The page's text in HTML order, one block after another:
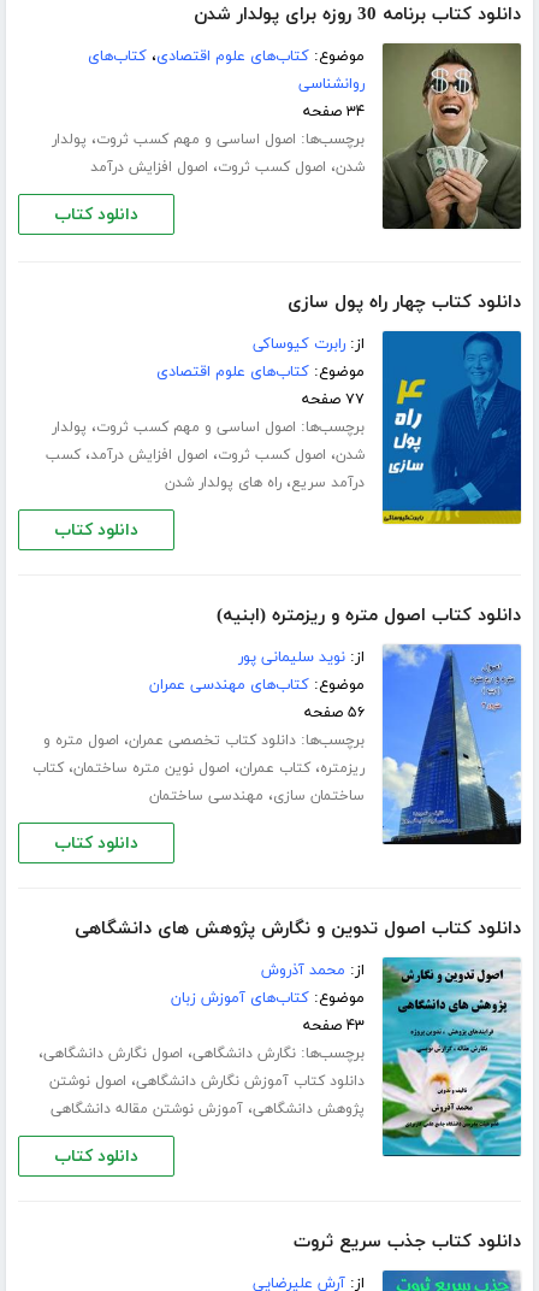
دانلود کتاب برنامه 30 روزه برای پولدار شدن
موضوع:کتاب‌های علوم اقتصادی،کتاب‌های
روانشناسی
۳۴ صفحه
برچسب‌ها: اصول اساسی و مهم کسب ثروت، پولدار
شدن، اصول کسب ثروت، اصول افزایش درآمد
دانلود کتاب
دانلود کتاب چهار راه پول سازی
از:رابرت کیوساکی
موضوع:کتاب‌های علوم اقتصادی
۷۷ صفحه
برچسب‌ها: اصول اساسی و مهم کسب ثروت، پولدار
شدن، اصول کسب ثروت، اصول افزایش درآمد،کسب
درآمد سریع،راه های پولدار شدن
دانلود کتاب
دانلود کتاب اصول متره و ریزمتره (ابنیه)
از:نوید سلیمانی پور
موضوع:کتاب‌های مهندسی عمران
۵۶ صفحه
برچسب‌ها:دانلود کتاب تخصصی عمران، اصول متره و
ریزمتره،کتاب عمران، اصول نوین متره ساختمان،کتاب
ساختمان سازی، مهندسی ساختمان
دانلود کتاب
دانلود کتاب اصول تدوین و نگارش پژوهش های دانشگاهی
از: محمد آذروش
موضوع:کتاب‌های آموزش زبان
۴۳ صفحه
برچسب‌ها:نگارش دانشگاهی، اصول نگارش دانشگاهی،
دانلود کتاب آموزش نگارش دانشگاهی، اصول نوشتن
پژوهش دانشگاهی،آموزش نوشتن مقاله دانشگاهی
دانلود کتاب
دانلود کتاب جذب سریع ثروت
از:آرش علیرضایی